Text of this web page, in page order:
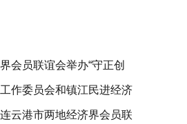
会员联谊会举办“守正创
届二次全体理事会议
作委员会和镇江民进经济
合举办“庆祝新中国成立75
云港市两地经济界会员联